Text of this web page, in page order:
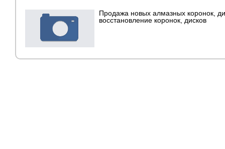
Продажа новых алмазных коронок,
восстановление коронок, дисков